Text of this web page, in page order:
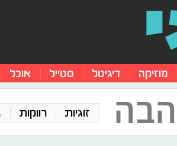
מוזיקה דיגיטל סטייל אוכל
זוגיות רווקות